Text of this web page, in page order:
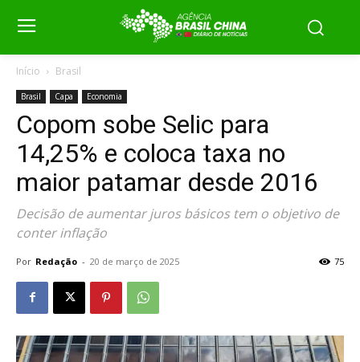
Início Brasil
Brasil Capa Economia
Copom sobe Selic para
14,25% e coloca taxa no
maior patamar desde 2016
Decisão de aumentar juros básicos tem o objetivo de
conter inflação
Por Redação - 20 de março de 2025 75